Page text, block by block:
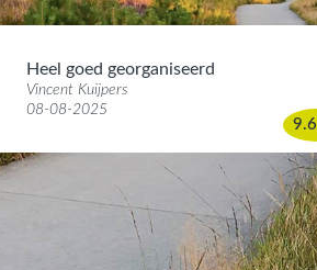
Heel goed georganiseerd
Vincent Kuijpers
08-08-2025
9.6